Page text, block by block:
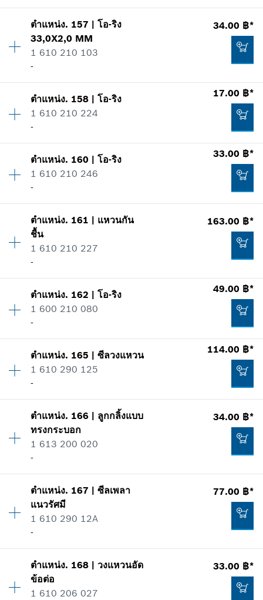
ราคาทั้งหมดไม่รวมภาษีมูลค่าเพิ่ม
แสดงในรูป
33.00 ฿*
ราคาทั้งหมดไม่รวมภาษีมูลค่าเพิ่ม
ปริมาณ 2
ราคากลุ่ม :11
ข้อมูลชิ้นส่วนอะไหล่
แสดงในรูป
67.00 ฿*
เพิ่มในตะกร้าสินค้า
ตำแหน่ง. 157 |โอ-ริง
33,0X2,0 MM
1 610 210 103
-
34.00 ฿*
ปริมาณ 1
ราคากลุ่ม: 13
รายการการใช้
แสดงในรูป
34.00 ฿*
เพิ่มในตะกร้าสินค้า
ตำแหน่ง. 158 |โอ-ริง
1 610 210 224
-
17.00 ฿*
ปริมาณ 1
ราคากลุ่ม: 10
รายการการใช้
แสดงในรูป
17.00 ฿*
เพิ่มในตะกร้าสินค้า
ตำแหน่ง. 160 |โอ-ริง
1 610 210 246
-
33.00 ฿*
ปริมาณ 1
ราคากลุ่ม
ข้อมูลชิ้นส่วนอะไหล่
แสดงในรูป
33.00 ฿*
เพิ่มในตะกร้าสินค้า
ตำแหน่ง. 161 | แหวนกัน
ชื้น
1 610 210 227
-
163.00 ฿*
ปริมาณ 1
ราคากลุ่ม: 21
รายการการใช้
แสดงในรูป
163.00 ฿*
เพิ่มในตะกร้าสินค้า
ตำแหน่ง. 162 |โอ-ริง
1 600 210 080
-
49.00 ฿*
ปริมาณ 2
ราคากลุ่ม: 13
รายการการใช้
แสดงในรูป
49.00 ฿*
ตำแหน่ง. 165 |ซีลวงแหวน
1 610 290 125
-
114.00 ฿*
ปริมาณ 1
ราคากลุ่ม:23
ข้อมูลชิ้นส่วนอะไหล่
แสดงในรูป
114.00 ฿*
ราคาทั้งหมดไม่รวมภาษีมูลค่าเพิ่ม
ตำแหน่ง. 166 | ลูกกลิ้งแบบ
ทรงกระบอก
1 613 200 020
-
34.00 ฿*
ปริมาณ 6
ราคากลุ่ม
ข้อมูลชิ้นส่วนอะไหล่
แสดงในรูป
ตำแหน่ง. 167 |ซีลเพลา
แนวรัศมี
1 610 290 12A
-
77.00 ฿*
ปริมาณ 1
ราคากลุ่ม
ข้อมูลชิ้นส่วนอะไหล่
ตำแหน่ง. 168 |วงแหวนอัด
ข้อต่อ
1 610 206 027
33.00 ฿*